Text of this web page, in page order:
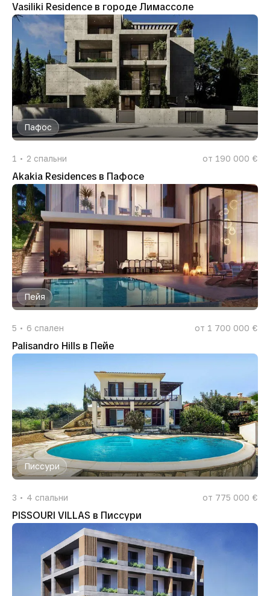
Vasiliki Residence в городе Лимассоле
Пафос
1 2 спальни от 190 000 €
Akakia Residences в Пафосе
Пейя
5 6 спален от 1 700 000 €
Palisandro Hills в Пейе
Писсури
3 4 спальни от 775 000 €
PISSOURI VILLAS в Писсури